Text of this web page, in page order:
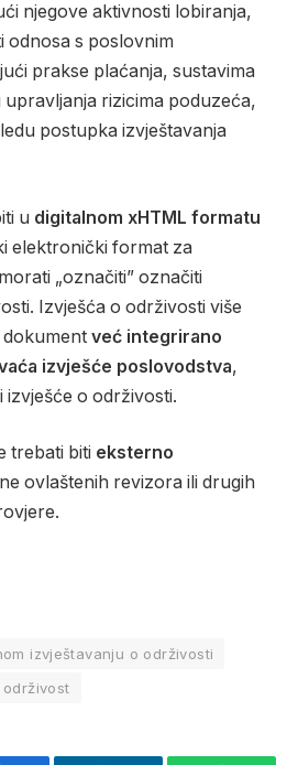
njegove aktivnosti lobiranja,
odnosa s poslovnim
prakse plaćanja, sustavima
rizicima poduzeća,
postupka izvještavanja
u digitalnom xHTML formatu
elektronički format za
„označiti” označiti
Izvješća o održivosti više
dokument već integrirano
izvješće poslovodstva,
izvješće o održivosti.
trebati biti eksterno
ovlaštenih revizora ili drugih
izvještavanju o održivosti
održivost